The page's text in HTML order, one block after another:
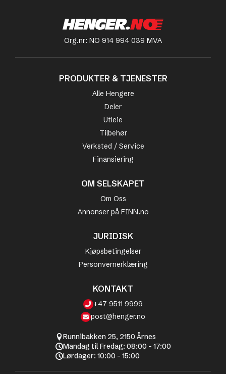
Org.nr: NO 914 994 039 MVA
PRODUKTER & TJENESTER
Alle Hengere
Deler
Utleie
Tilbehør
Verksted / Service
Finansiering
OM SELSKAPET
Om Oss
Annonser på FINN.no
JURIDISK
Kjøpsbetingelser
Personvernerklæring
KONTAKT
+47 9511 9999
post@henger.no
Runnibakken 25, 2150 Årnes
Mandag til Fredag: 08:00 - 17:00
Lørdager: 10:00 - 15:00